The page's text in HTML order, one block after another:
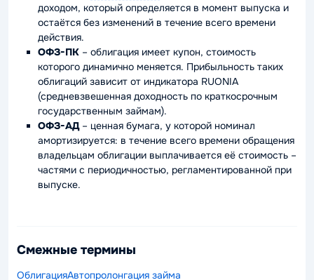
доходом, который определяется в момент выпуска и
остаётся без изменений в течение всего времени
действия.
ОФЗ-ПК – облигация имеет купон, стоимость
которого динамично меняется. Прибыльность таких
облигаций зависит от индикатора RUONIA
(средневзвешенная доходность по краткосрочным
государственным займам).
ОФЗ-АД– ценная бумага, у которой номинал
амортизируется: в течение всего времени обращения
владельцам облигации выплачивается её стоимость –
частями с периодичностью, регламентированной при
выпуске.
Смежные термины
ОблигацияАвтопролонгация займа